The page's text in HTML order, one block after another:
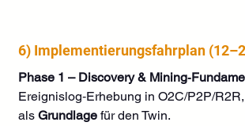
6) Implementierungsfahrplan
Phase 1 – Discovery &
Ereignislog‑Erhebung in O2C/P2P/
als Grundlage für den Twin.